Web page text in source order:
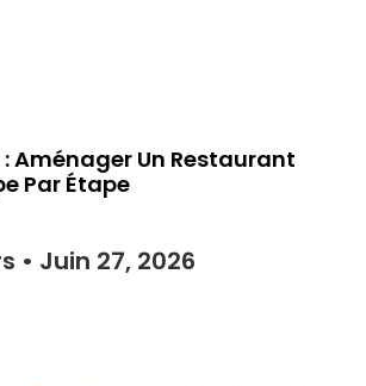
: Aménager Un Restaurant
Par Étape
Juin 27, 2026